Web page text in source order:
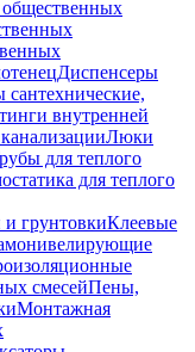
Диспенсеры
сантехнические,
внутренней
Люки
для теплого
для теплого
грунтовкиКлеевые
смесейПены,
Монтажная